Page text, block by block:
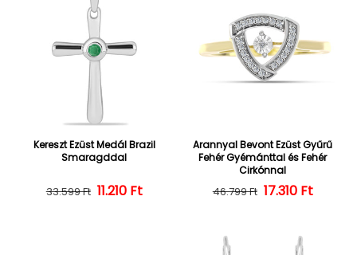
Kereszt Ezüst Medál Brazil
Smaragddal
Normál ár
33.599 Ft Kedvezményes ár
11.210 Ft
Arannyal Bevont Ezüst Gyűrű
Fehér Gyémánttal és Fehér
Cirkónnal
Normál ár
46.799 Ft 17.310 Ft